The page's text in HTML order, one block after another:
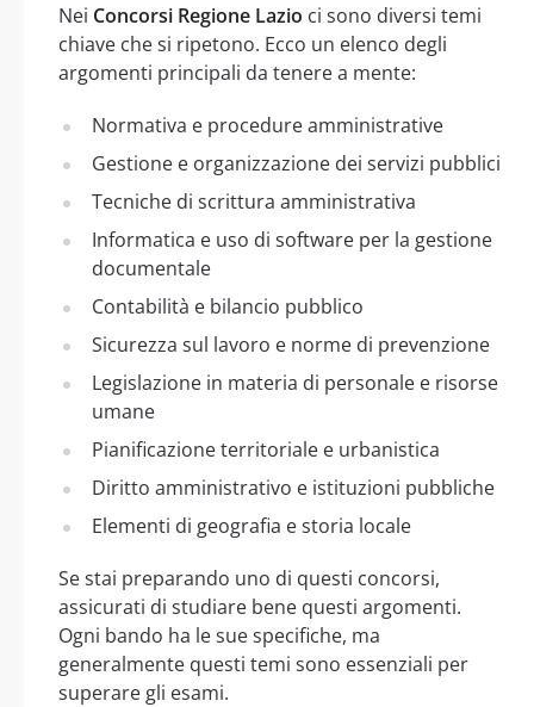
Nei Concorsi Regione Lazio ci sono diversi temi
chiave che si ripetono. Ecco un elenco degli
argomenti principali da tenere a mente:
Normativa e procedure amministrative
Gestione e organizzazione dei servizi pubblici
Tecniche di scrittura amministrativa
Informatica e uso di software per la gestione
documentale
Contabilità e bilancio pubblico
Sicurezza sul lavoro e norme di prevenzione
Legislazione in materia di personale e risorse
umane
Pianificazione territoriale e urbanistica
Diritto amministrativo e istituzioni pubbliche
Elementi di geografia e storia locale
Se stai preparando uno di questi concorsi,
assicurati di studiare bene questi argomenti.
Ogni bando ha le sue specifiche, ma
generalmente questi temi sono essenziali per
superare gli esami.